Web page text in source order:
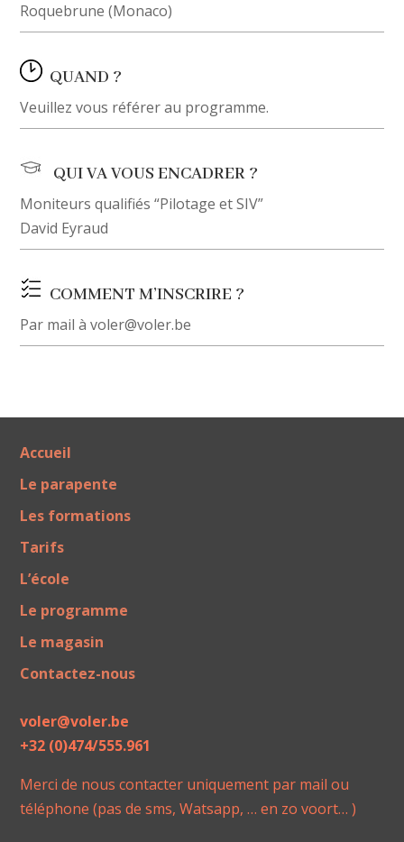
Roquebrune (Monaco)
QUAND ?
Veuillez vous référer au programme.
QUI VA VOUS ENCADRER ?
Moniteurs qualifiés “Pilotage et SIV”
David Eyraud
COMMENT M’INSCRIRE ?
Par mail à voler@voler.be
Accueil
Le parapente
Les formations
Tarifs
L’école
Le programme
Le magasin
Contactez-nous
voler@voler.be
+32 (0)474/555.961
Merci de nous contacter uniquement par mail ou
téléphone (pas de sms, Watsapp, … en zo voort… )